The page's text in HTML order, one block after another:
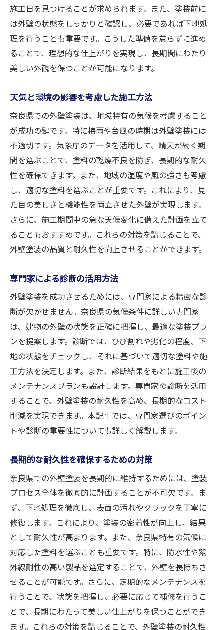
地域の特性を考慮した独自の対策
信頼できる外壁塗装業者の選び方
業者選びの際に確認すべきポイント
口コミとレビューの活用方法
契約前に確認すべき重要事項
業者の実績を見る観点
アフターサポートの充実度を確認
奈良県の特性を活かした外壁塗装の重要性
地域の歴史と景観に調和したデザイン
奈良県特有の気候を考慮した塗装
地域の文化を反映させた外壁選び
伝統的な建築様式に合う塗装スタイル
地域の自然環境に配慮した施工
地域コミュニティとの調和を重視
ス
成功事例に見る共通点
失敗を避けるための教訓
住民の声から学ぶ実践的アドバイス
具体的なケーススタディの紹介
専門家が分析する成功要因
成功事例を活かした今後のプランニング
外壁塗装の専門家が教える理想の仕上がりを得
る方法
塗装前の下準備の重要性
施工後の仕上がりを確認する方法
保証期間とアフターケアの利用
専門家が推奨するメンテナンス方法
理想の仕上がりを持続させる秘訣
施工日を見つけることが求められます。また、塗装前に
は外壁の状態をしっかりと確認し、必要であれば下地処
理を行うことも重要です。こうした準備を怠らずに進め
ることで、理想的な仕上がりを実現し、長期間にわたり
美しい外観を保つことが可能になります。
天気と環境の影響を考慮した施工方法
奈良県での外壁塗装は、地域特有の気候を考慮すること
が成功の鍵です。特に梅雨や台風の時期は外壁塗装には
不適切です。気象庁のデータを活用して、晴天が続く期
間を選ぶことで、塗料の乾燥不良を防ぎ、長期的な耐久
性を確保できます。また、地域の湿度や風の強さも考慮
し、適切な塗料を選ぶことが重要です。これにより、見
た目の美しさと機能性を両立させた外壁が実現します。
さらに、施工期間中の急な天候変化に備えた計画を立て
ることもおすすめです。これらの対策を講じることで、
外壁塗装の品質と耐久性を向上させることができます。
専門家による診断の活用方法
外壁塗装を成功させるためには、専門家による精密な診
断が欠かせません。奈良県の気候条件に詳しい専門家
は、建物の外壁の状態を正確に把握し、最適な塗装プラ
ンを提案します。診断では、ひび割れや劣化の程度、下
地の状態をチェックし、それに基づいて適切な塗料や施
工方法を決定します。また、診断結果をもとに施工後の
メンテナンスプランも設計します。専門家の診断を活用
することで、外壁塗装の耐久性を高め、長期的なコスト
削減を実現できます。本記事では、専門家選びのポイン
トや診断の重要性についても詳しく解説します。
長期的な耐久性を確保するための対策
奈良県での外壁塗装を長期的に維持するためには、塗装
プロセス全体を徹底的に計画することが不可欠です。ま
ず、下地処理を徹底し、表面の汚れやクラックを丁寧に
修復します。これにより、塗装の密着性が向上し、結果
として耐久性が高まります。また、奈良県特有の気候に
対応した塗料を選ぶことも重要です。特に、防水性や紫
外線耐性の高い製品を選定することで、外壁を長持ちさ
せることが可能です。さらに、定期的なメンテナンスを
行うことで、状態を把握し、必要に応じて補修を行うこ
とで、長期にわたって美しい仕上がりを保つことができ
ます。これらの対策を講じることで、外壁塗装の耐久性